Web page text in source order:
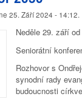
25. Září 2024 - 14:12.
Neděle 29. září
Seniorátní
Rozhovor s
synodní rady
budoucnosti